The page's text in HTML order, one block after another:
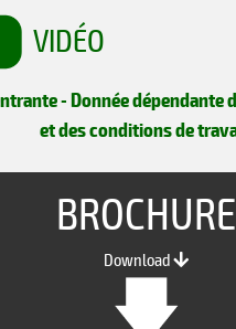
VIDÉO
- Donnée dépendante
et des conditions de
BROCHURE
Download